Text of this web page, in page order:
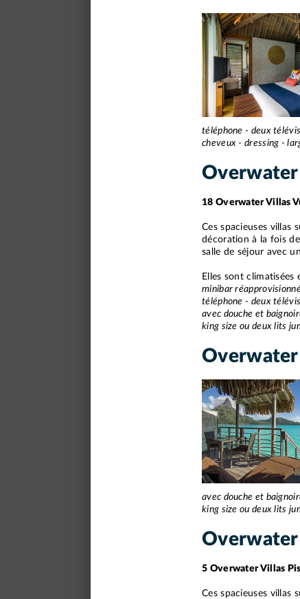
téléphone - deux
cheveux - dressing -
Overwater
18 Overwater Villas
Ces spacieuses villas
décoration à la fois
salle de séjour avec
Elles sont climatisées
minibar
téléphone - deux
avec douche et
king size ou deux lits
avec douche et
king size ou deux lits
Overwater
5 Overwater Villas
Ces spacieuses villas